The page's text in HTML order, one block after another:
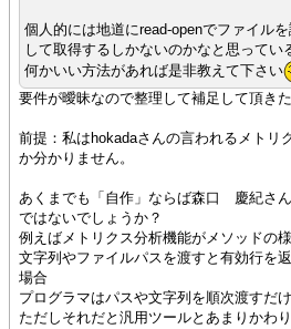
個人的には地道にread-openでファイル
して取得するしかないのかなと思ってい
何かいい方法があれば是非教えて下さい
要件が曖昧なので整理して補足して頂き
前提：私はhokadaさんの言われるメトリ
か分かりません。
あくまでも「自作」ならば森口 慶紀さ
ではないでしょうか？
例えばメトリクス分析機能がメソッドの
文字列やファイルパスを渡すと有効行を
場合
プログラマはパスや文字列を順次渡すだ
ただしそれだと汎用ツールとあまりかわ